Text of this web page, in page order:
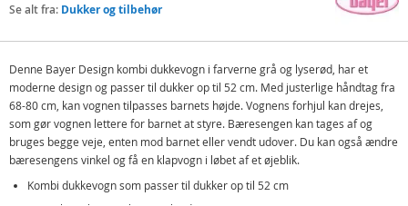
Se alt fra: Dukker og tilbehør
Denne Bayer Design kombi dukkevogn i farverne grå og lyserød, har et
moderne design og passer til dukker op til 52 cm. Med justerlige håndtag fra
68-80 cm, kan vognen tilpasses barnets højde. Vognens forhjul kan drejes,
som gør vognen lettere for barnet at styre. Bæresengen kan tages af og
bruges begge veje, enten mod barnet eller vendt udover. Du kan også ændre
bæresengens vinkel og få en klapvogn i løbet af et øjeblik.
Kombi dukkevogn som passer til dukker op til 52 cm